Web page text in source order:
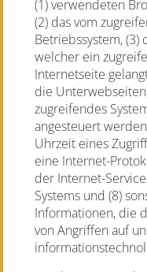
(1) verwendeten
(2) das vom
Betriebssystem, (3)
welcher ein
Internetseite
die
zugreifendes
angesteuert
Uhrzeit eines
eine Internet-
der Internet-
Systems und (8)
Informationen, die
von Angriffen auf